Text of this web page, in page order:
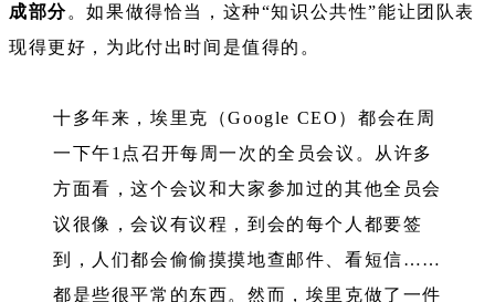
成部分。如果做得恰当，这种“知识公共性”能让团队表
现得更好，为此付出时间是值得的。
十多年来，埃里克（Google CEO）都会在周
一下午1点召开每周一次的全员会议。从许多
方面看，这个会议和大家参加过的其他全员会
议很像，会议有议程，到会的每个人都要签
到，人们都会偷偷摸摸地查邮件、看短信……
都是些很平常的东西。然而，埃里克做了一件